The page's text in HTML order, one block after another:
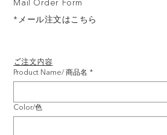
ご注文内容
Product Name/ 商品名 *
Color/色
Mail Order Form
*メール注文はこちら